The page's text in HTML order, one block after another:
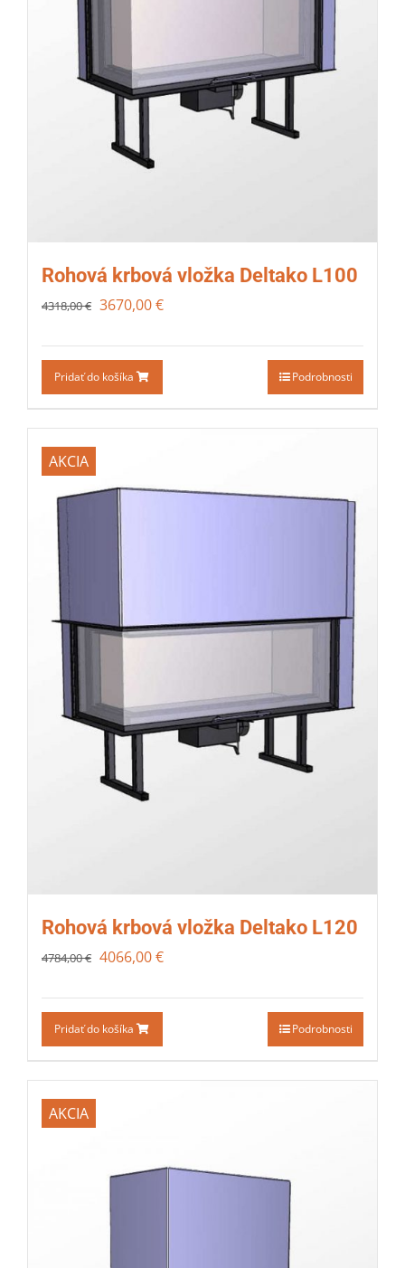
Rohová krbová vložka Deltako L100
4318,00€ 3670,00€
Pridať do košíka Podrobnosti
AKCIA
Rohová krbová vložka Deltako L120
4784,00€ 4066,00€
Pridať do košíka Podrobnosti
AKCIA